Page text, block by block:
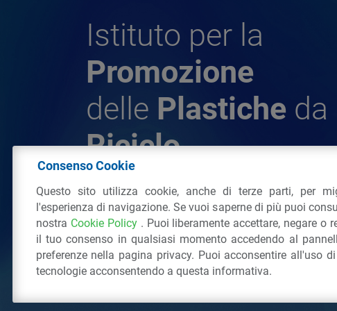
Istituto per la
Promozione
delle Plastiche da
Riciclo
© 2026 - IPPR Istituto per la Promozione delle
da Riciclo
C.F. 97381090154
Via San Vittore 3620123 Milano(MI) Tel.: 02
Tutti i diritti riservatiPrivacy Policy
Consenso Cookie
Questo sito utilizza cookie, anche di terze parti, per
l'esperienza di navigazione. Se vuoi saperne di più puoi
nostra Cookie Policy . Puoi liberamente accettare, negare o
il tuo consenso in qualsiasi momento accedendo al
preferenze nella pagina privacy. Puoi acconsentire all'uso
tecnologie acconsentendo a questa informativa.